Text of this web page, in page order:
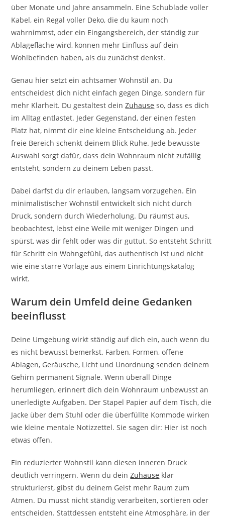
über Monate und Jahre ansammeln. Eine Schublade voller
Kabel, ein Regal voller Deko, die du kaum noch
wahrnimmst, oder ein Eingangsbereich, der ständig zur
Ablagefläche wird, können mehr Einfluss auf dein
Wohlbefinden haben, als du zunächst denkst.
Genau hier setzt ein achtsamer Wohnstil an. Du
entscheidest dich nicht einfach gegen Dinge, sondern für
mehr Klarheit. Du gestaltest deinZuhause so, dass es dich
im Alltag entlastet. Jeder Gegenstand, der einen festen
Platz hat, nimmt dir eine kleine Entscheidung ab. Jeder
freie Bereich schenkt deinem Blick Ruhe. Jede bewusste
Auswahl sorgt dafür, dass dein Wohnraum nicht zufällig
entsteht, sondern zu deinem Leben passt.
Dabei darfst du dir erlauben, langsam vorzugehen. Ein
minimalistischer Wohnstil entwickelt sich nicht durch
Druck, sondern durch Wiederholung. Du räumst aus,
beobachtest, lebst eine Weile mit weniger Dingen und
spürst, was dir fehlt oder was dir guttut. So entsteht Schritt
für Schritt ein Wohngefühl, das authentisch ist und nicht
wie eine starre Vorlage aus einem Einrichtungskatalog
wirkt.
Warum dein Umfeld deine Gedanken
beeinflusst
Deine Umgebung wirkt ständig auf dich ein, auch wenn du
es nicht bewusst bemerkst. Farben, Formen, offene
Ablagen, Geräusche, Licht und Unordnung senden deinem
Gehirn permanent Signale. Wenn überall Dinge
herumliegen, erinnert dich dein Wohnraum unbewusst an
unerledigte Aufgaben. Der Stapel Papier auf dem Tisch, die
Jacke über dem Stuhl oder die überfüllte Kommode wirken
wie kleine mentale Notizzettel. Sie sagen dir: Hier ist noch
etwas offen.
Ein reduzierter Wohnstil kann diesen inneren Druck
deutlich verringern. Wenn du deinZuhause klar
strukturierst, gibst du deinem Geist mehr Raum zum
Atmen. Du musst nicht ständig verarbeiten, sortieren oder
entscheiden. Stattdessen entsteht eine Atmosphäre, in der